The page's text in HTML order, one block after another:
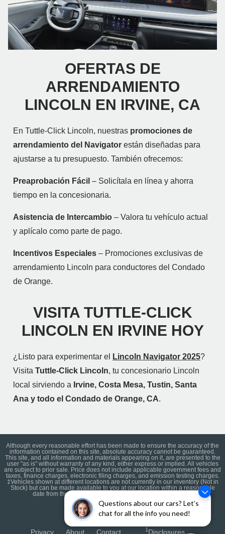
Questions about our cars? Let’s
chat for all the info you need!
OFERTAS DE
ARRENDAMIENTO
LINCOLN EN IRVINE, CA
En Tuttle-Click Lincoln, nuestras promociones de
arrendamiento del Navigator están diseñadas para
ajustarse a tu presupuesto. También ofrecemos:
Preaprobación Fácil – Solicítala en línea y ahorra
tiempo en la concesionaria.
Asistencia de Intercambio – Valora tu vehículo actual
y aplícalo como parte de pago.
Incentivos Especiales – Promociones exclusivas de
arrendamiento Lincoln para conductores del Condado
de Orange.
VISITA TUTTLE-CLICK
LINCOLN EN IRVINE HOY
¿Listo para experimentar el Lincoln Navigator 2025?
Visita Tuttle-Click Lincoln, tu concesionario Lincoln
local sirviendo a Irvine, Costa Mesa, Tustin, Santa
Ana y todo el Condado de Orange, CA.
Although every reasonable effort has been made to ensure the accuracy of the
information contained on this site, absolute accuracy cannot be guaranteed.
This site, and all information and materials appearing on it, are presented to the
user "as is" without warranty of any kind, either express or implied. All vehicles
are subject to prior sale. Price does not include applicable government fees and
taxes, finance charges, electronic filing charges, and emission testing charges.
‡Vehicles shown at different locations are not currently in our inventory (Not in
Stock) but can be made available to you at our location within a reasonable
date from the time of your request, not to exceed one week.
Privacy About Contact 1 Disclosures